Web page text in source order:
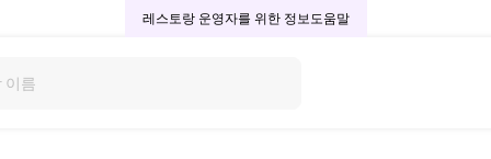
레스토랑 운영자를 위한 정보도움말